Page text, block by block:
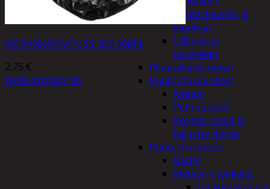
Puutarhavajat ja
katokset
Ulko-wc ja
tarvikkeet
Piharakentaminen
Puutarhakalusteet
Keinut
Pehmusteet
Pöydät, tuolit ja
kalusteryhmät
Puutarhakoneet
Kärryt
Metsurin työkalut
KOIRANKAKKAPUSSI ISO 60KPL
2,75 €
Lisää ostoskoriin